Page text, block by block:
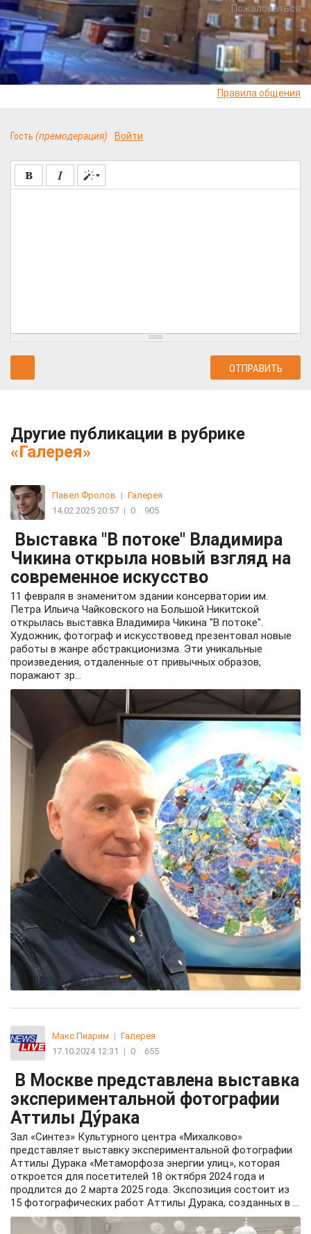
Пожаловаться
Напишите свой комментарий
Правила общения
Гость (премодерация) Войти
Другие публикации в рубрике
«Галерея»
Павел Фролов | Галерея
14.02.2025 20:57 | 0 905
Выставка "В потоке" Владимира
Чикина открыла новый взгляд на
современное искусство
11 февраля в знаменитом здании консерватории им.
Петра Ильича Чайковского на Большой Никитской
открылась выставка Владимира Чикина "В потоке".
Художник, фотограф и искусствовед презентовал новые
работы в жанре абстракционизма. Эти уникальные
произведения, отдаленные от привычных образов,
поражают зр...
Макс Пиарим | Галерея
17.10.2024 12:31
| 0 655
В Москве представлена выставка
экспериментальной фотографии
Аттилы Ду́рака
Зал «Синтез» Культурного центра «Михалково»
представляет выставку экспериментальной фотографии
Аттилы Дурака «Метаморфоза энергии улиц», которая
откроется для посетителей 18 октября 2024 года и
продлится до 2 марта 2025 года. Экспозиция состоит из
15 фотографических работ Аттилы Дурака, созданных в ...